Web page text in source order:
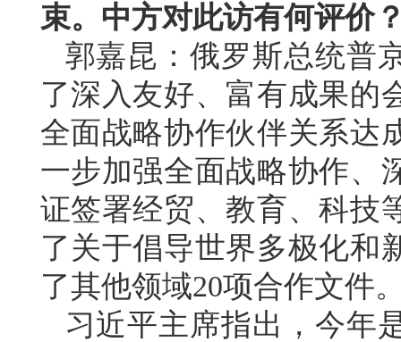
束。中方对此访有何评价
郭嘉昆：俄罗斯总统普
了深入友好、富有成果的
全面战略协作伙伴关系达
一步加强全面战略协作、
证签署经贸、教育、科技
了关于倡导世界多极化和
了其他领域20项合作文件
习近平主席指出，今年